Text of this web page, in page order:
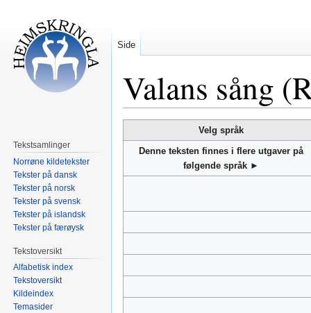
Valans sång
til
navigering
til
Velg språk
Denne teksten finnes i flere utgaver på
følgende språk ►
Side
Tekstsamlinger
Norrøne kildetekster
Tekster på dansk
Tekster på norsk
Tekster på svensk
Tekster på islandsk
Tekster på færøysk
Tekstoversikt
Alfabetisk index
Tekstoversikt
Kildeindex
Temasider